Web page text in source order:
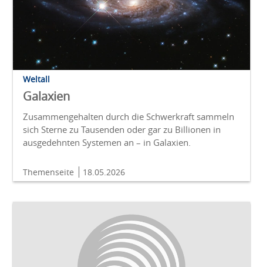
Weltall
Galaxien
Zusammengehalten durch die Schwerkraft sammeln
sich Sterne zu Tausenden oder gar zu Billionen in
ausgedehnten Systemen an – in Galaxien.
Themenseite 18.05.2026